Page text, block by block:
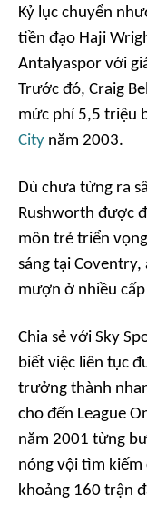
Kỷ lục chuyển
tiền đạo Haji
Antalyaspor với
Trước đó, Craig
mức phí 5,5 triệu
City năm 2003.
Dù chưa từng ra
Rushworth được
môn trẻ triển
sáng tại
mượn ở nhiều
Chia sẻ với Sky
biết việc liên tục
trưởng thành
cho đến League
năm 2001 từng
nóng vội tìm kiếm
khoảng 160 trận